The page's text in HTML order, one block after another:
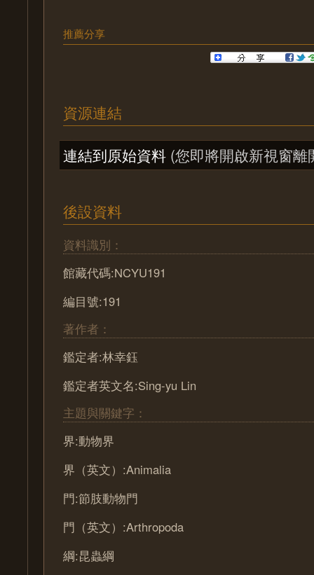
推薦分享
資源連結
連結到原始資料 (您即將開啟新視窗離
後設資料
資料識別：
館藏代碼:NCYU191
編目號:191
著作者：
鑑定者:林幸鈺
鑑定者英文名:Sing-yu Lin
主題與關鍵字：
界:動物界
界（英文）:Animalia
門:節肢動物門
門（英文）:Arthropoda
綱:昆蟲綱